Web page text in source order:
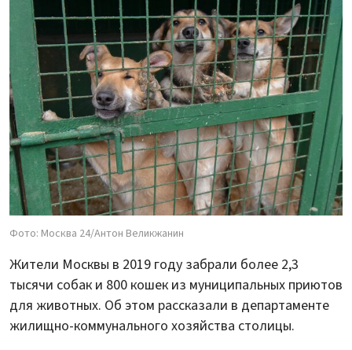
Фото: Москва 24/Антон Великжанин
Жители Москвы в 2019 году забрали более 2,3
тысячи собак и 800 кошек из муниципальных приютов
для животных. Об этом рассказали в департаменте
жилищно-коммунального хозяйства столицы.